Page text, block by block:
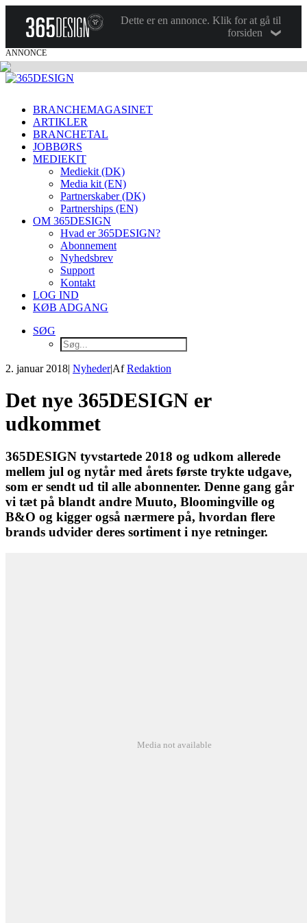
Dette er en annonce. Klik for at gå til
forsiden
ANNONCE
BRANCHEMAGASINET
ARTIKLER
BRANCHETAL
JOBBØRS
MEDIEKIT
Mediekit (DK)
Media kit (EN)
Partnerskaber (DK)
Partnerships (EN)
OM 365DESIGN
Hvad er 365DESIGN?
Abonnement
Nyhedsbrev
Support
Kontakt
LOG IND
KØB ADGANG
SØG
2. januar 2018| Nyheder|AfRedaktion
Det nye 365DESIGN er
udkommet
365DESIGN tyvstartede 2018 og udkom allerede
mellem jul og nytår med årets første trykte udgave,
som er sendt ud til alle abonnenter. Denne gang går
vi tæt på blandt andre Muuto, Bloomingville og
B&O og kigger også nærmere på, hvordan flere
brands udvider deres sortiment i nye retninger.
Media not available